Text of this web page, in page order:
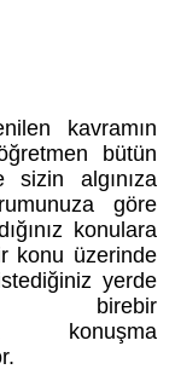
kavramın
bütün
algınıza
göre
konulara
konu üzerinde
yerde
birebir
konuşma